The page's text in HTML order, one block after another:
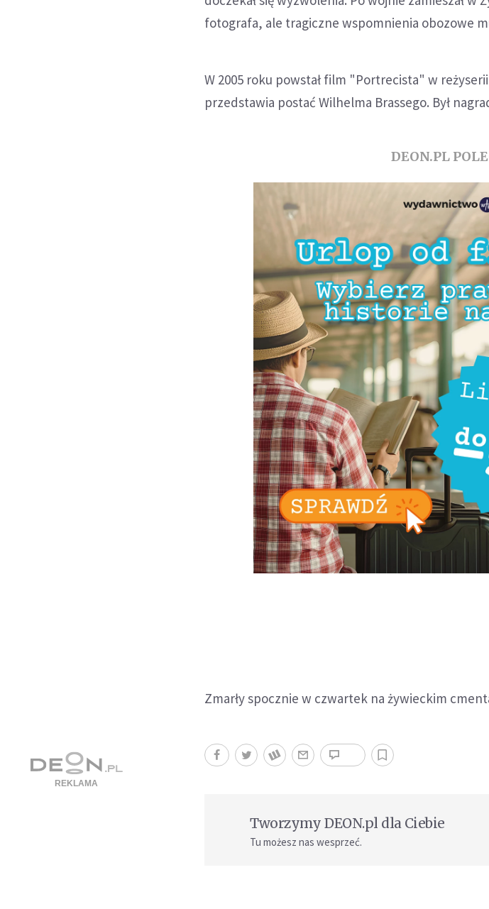
fotografa, ale tragiczne wspomnienia obozowe
W 2005 roku powstał film "Portrecista" w
przedstawia postać Wilhelma Brassego. Był
DEON.PL
Zmarły spocznie w czwartek na żywieckim
Tworzymy DEON.pl dla Ciebie
Tu możesz nas wesprzeć.